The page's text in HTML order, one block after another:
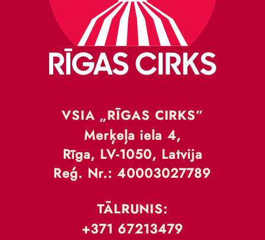
VSIA „RĪGAS CIRKS”
Merķeļa iela 4,
Rīga, LV-1050, Latvija
Reģ. Nr.: 40003027789
TĀLRUNIS:
+371 67213479